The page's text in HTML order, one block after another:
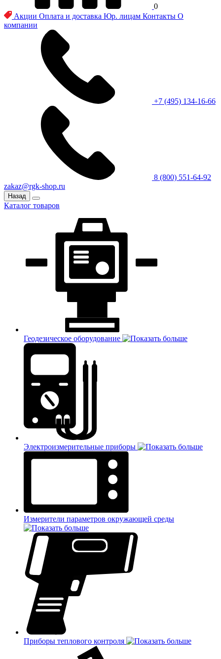
0
Акции Оплата и доставка Юр. лицам Контакты О
компании
+7 (495) 134-16-66
8 (800) 551-64-92
zakaz@rgk-shop.ru
Назад
Каталог товаров
Геодезическое оборудование
Электроизмерительные приборы
Измерители параметров окружающей среды
Приборы теплового контроля